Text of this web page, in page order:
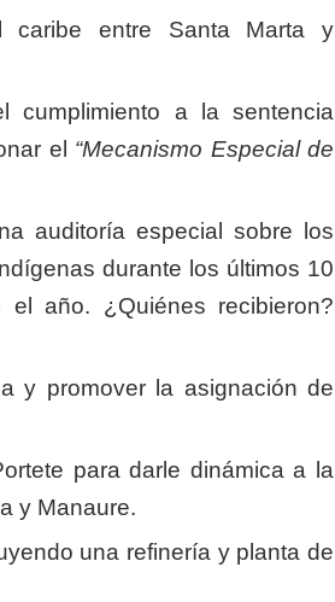
caribe entre Santa Marta y
cumplimiento a la sentencia
el “Mecanismo Especial de
auditoría especial sobre los
durante los últimos 10
año. ¿Quiénes recibieron?
y promover la asignación de
para darle dinámica a la
y Manaure.
una refinería y planta de